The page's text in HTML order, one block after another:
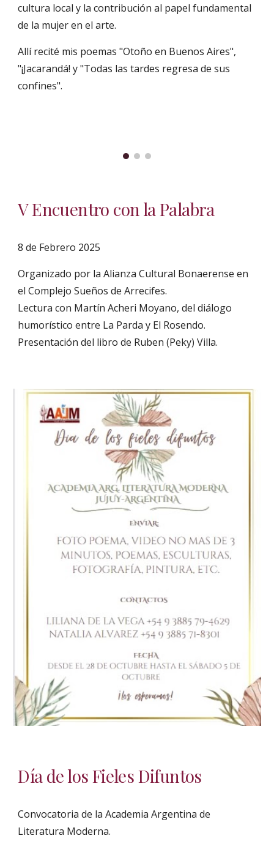
cultura local y la contribución al papel fundamental
de la mujer en el arte.
Allí recité mis poemas "Otoño en Buenos Aires",
"¡Jacarandá! y "Todas las tardes regresa de sus
confines".
V Encuentro con la Palabra
8 de Febrero 2025
Organizado por la Alianza Cultural Bonaerense en
el Complejo Sueños de Arrecifes.
Lectura con Martín Acheri Moyano, del diálogo
humorístico entre La Parda y El Rosendo.
Presentación del libro de Ruben (Peky) Villa.
Día de los Fieles Difuntos
Convocatoria de la Academia Argentina de
Literatura Moderna.